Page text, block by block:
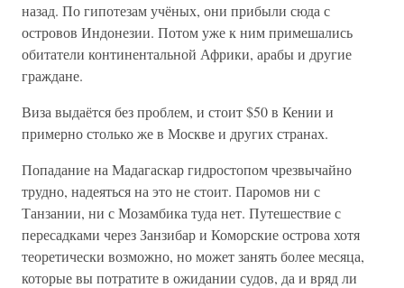
назад. По гипотезам учёных, они прибыли сюда с
островов Индонезии. Потом уже к ним примешались
обитатели континентальной Африки, арабы и другие
граждане.
Виза выдаётся без проблем, и стоит $50 в Кении и
примерно столько же в Москве и других странах.
Попадание на Мадагаскар гидростопом чрезвычайно
трудно, надеяться на это не стоит. Паромов ни с
Танзании, ни с Мозамбика туда нет. Путешествие с
пересадками через Занзибар и Коморские острова хотя
теоретически возможно, но может занять более месяца,
которые вы потратите в ожидании судов, да и вряд ли